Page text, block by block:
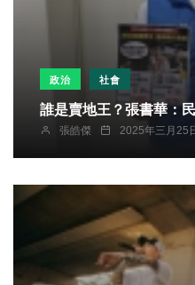
政治 社會
誰是賣地王？張書華：
張皓傑 2025年三月25